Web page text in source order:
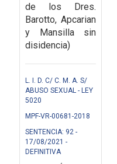
de los Dres.
Barotto, Apcarian
y Mansilla sin
disidencia)
L. I. D. C/ C. M. A. S/
ABUSO SEXUAL - LEY
5020
MPF-VR-00681-2018
SENTENCIA: 92 -
17/08/2021 -
DEFINITIVA